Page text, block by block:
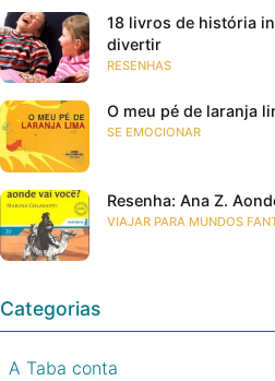
18 livros de história
divertir
RESENHAS
O meu pé de laranja
SE EMOCIONAR
Resenha: Ana Z.
VIAJAR PARA MUNDOS
Categorias
A Taba conta